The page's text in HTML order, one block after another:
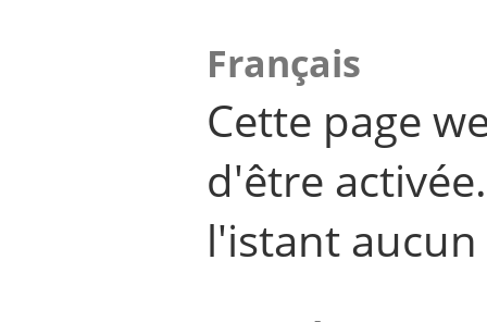
Français
Cette page
d'être
l'istant